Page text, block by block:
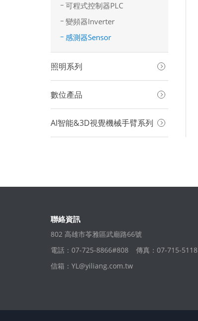
可程式控制器PLC
變頻器Inverter
感測器Sensor
照明系列
數位產品
AI智能&3D視覺機械手臂系列
聯絡資訊
802 高雄市苓雅區武廟路66號
電話：07-725-8866#808
傳真：07-715-5118
信箱： YL@yiliang.com.tw